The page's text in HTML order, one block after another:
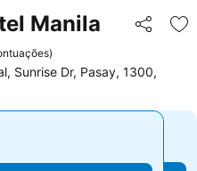
Manila Partilhar
)
Sunrise Dr, Pasay, 1300,